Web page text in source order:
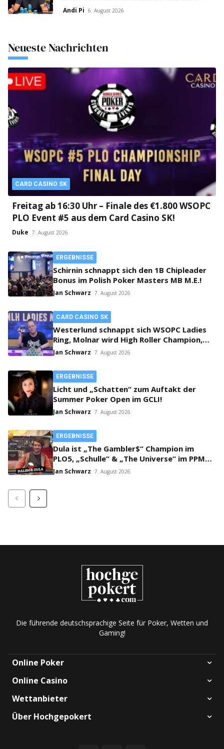
Open Bounty!
Andi Pi 6. August 2026
Neueste Nachrichten
CARD CASINO SK
Freitag ab 16:30 Uhr – Finale des €1.800 WSOPC
PLO Event #5 aus dem Card Casino SK!
Duke 7. August 2026
ERGEBNISSE
Schirnin schnappt sich den 1B Chipleader
Bonus im Polish Poker Masters MB M.E.!
Jan Schwarz 7. August 2026
CARD CASINO SK
Westerlund schnappt sich WSOPC Ladies
Ring, Molnar wird High Roller Champion,
Main Event gestartet!
Jan Schwarz 7. August 2026
ERGEBNISSE
Licht und „Schatten“ zum Auftakt der
Summer Poker Open im GCLI!
Jan Schwarz 7. August 2026
ERGEBNISSE
Dula ist „The Gambler$“ Champion im
PLO5, „Schulle“ & „The Universe“ im PPM
SHR Finale!
Jan Schwarz 7. August 2026
Die führende deutschsprachige Seite für Poker, Wetten und
Gaming!
Online Poker
Online Casino
Wettanbieter
Über Hochgepokert